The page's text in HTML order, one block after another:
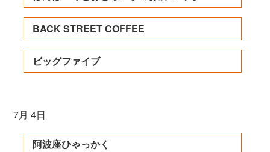
BACK STREET COFFEE
ビッグファイブ
7月 4日
阿波座ひゃっかく